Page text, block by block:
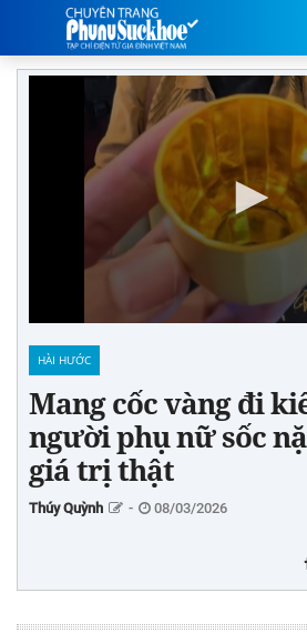
HÀI HƯỚC
Mang cốc vàng đi
người phụ nữ sốc
giá trị thật
Thúy Quỳnh - 08/03/2026